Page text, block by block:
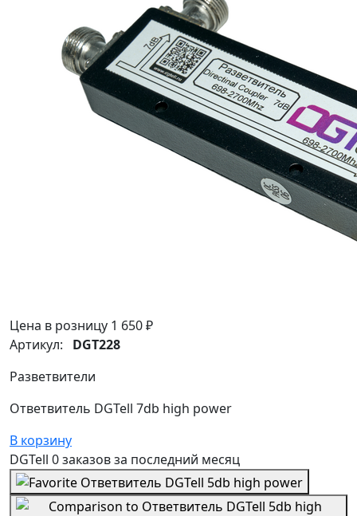
Цена в розницу 1 650 ₽
Артикул: DGT228
Разветвители
Ответвитель DGTell 7db high power
В корзину
DGTell 0 заказовза последний месяц